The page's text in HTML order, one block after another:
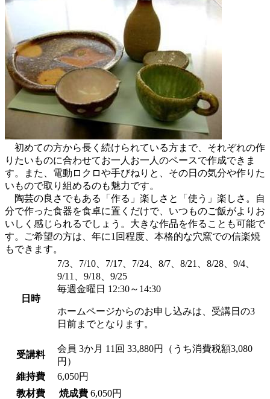
初めての方から長く続けられている方まで、それぞれの作
りたいものに合わせてお一人お一人のペースで作成できま
す。また、電動ロクロや手びねりと、その日の気分や作りた
いもので取り組めるのも魅力です。
陶芸の良さでもある「作る」楽しさと「使う」楽しさ。自
分で作った食器を食卓に置くだけで、いつものご飯がよりお
いしく感じられるでしょう。大きな作品を作ることも可能で
す。ご希望の方は、年に1回程度、本格的な穴窯での信楽焼
もできます。
日時
7/3、7/10、7/17、7/24、8/7、8/21、8/28、9/4、
9/11、9/18、9/25
毎週金曜日 12:30～14:30
ホームページからのお申し込みは、受講日の3
日前までとなります。
受講料
会員 3か月 11回 33,880円（うち消費税額3,080
円）
維持費
6,050円
教材費
焼成費 6,050円